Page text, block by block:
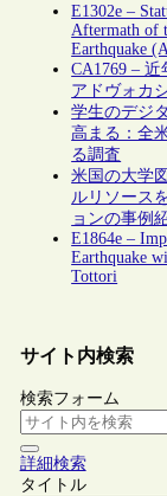
E1302e –
Aftermath of
Earthquake
CA1769 –
アドヴォカ
学生のデジ
高まる：全
る調査
米国の大学
ルリソース
ョンの事例
E1864e –
Earthquake
Tottori
サイト内検索
検索フォーム
詳細検索
タイトル